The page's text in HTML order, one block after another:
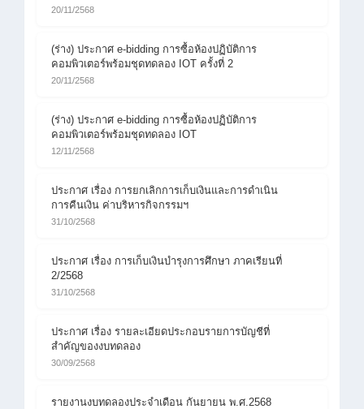
20/11/2568
(ร่าง) ประกาศ e-bidding การซื้อห้องปฏิบัติการ
คอมพิวเตอร์พร้อมชุดทดลอง IOT ครั้งที่ 2
20/11/2568
(ร่าง) ประกาศ e-bidding การซื้อห้องปฏิบัติการ
คอมพิวเตอร์พร้อมชุดทดลอง IOT
12/11/2568
ประกาศ เรื่อง การยกเลิกการเก็บเงินและการดำเนิน
การคืนเงิน ค่าบริหารกิจกรรมฯ
31/10/2568
ประกาศ เรื่อง การเก็บเงินบำรุงการศึกษา ภาคเรียนที่
2/2568
31/10/2568
ประกาศ เรื่อง รายละเอียดประกอบรายการบัญชีที่
สำคัญของงบทดลอง
30/09/2568
รายงานงบทดลองประจำเดือน กันยายน พ.ศ.2568